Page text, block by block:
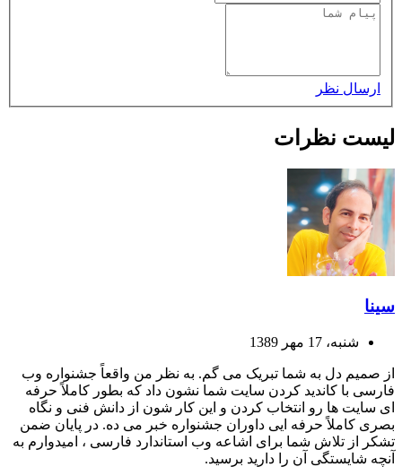
ارسال نظر
لیست نظرات
سینا
شنبه، 17 مهر 1389
از صمیم دل به شما تبریک می گم. به نظر من واقعاً جشنواره وب
فارسی با کاندید کردن سایت شما نشون داد که بطور کاملاً حرفه
ای سایت ها رو انتخاب کردن و این کار شون از دانش فنی و نگاه
بصری کاملاً حرفه ایی داوران جشنواره خبر می ده. در پایان ضمن
تشکر از تلاش شما برای اشاعه وب استاندارد فارسی ، امیدوارم به
آنچه شایستگی آن را دارید برسید.